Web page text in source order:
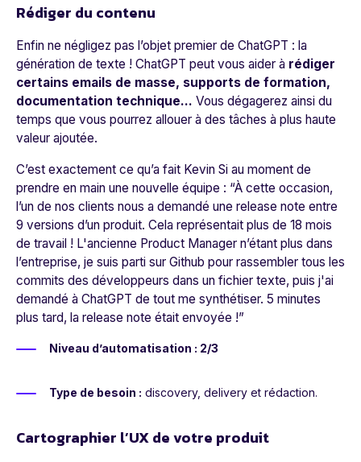
Rédiger du contenu
Enfin ne négligez pas l’objet premier de ChatGPT : la
génération de texte ! ChatGPT peut vous aider à rédiger
certains emails de masse, supports de formation,
documentation technique… Vous dégagerez ainsi du
temps que vous pourrez allouer à des tâches à plus haute
valeur ajoutée.
C’est exactement ce qu’a fait Kevin Si au moment de
prendre en main une nouvelle équipe : “À cette occasion,
l’un de nos clients nous a demandé une release note entre
9 versions d’un produit. Cela représentait plus de 18 mois
de travail ! L'ancienne Product Manager n’étant plus dans
l’entreprise, je suis parti sur Github pour rassembler tous les
commits des développeurs dans un fichier texte, puis j'ai
demandé à ChatGPT de tout me synthétiser. 5 minutes
plus tard, la release note était envoyée !”
Niveau d’automatisation : 2/3
Type de besoin : discovery, delivery et rédaction.
Cartographier l’UX de votre produit